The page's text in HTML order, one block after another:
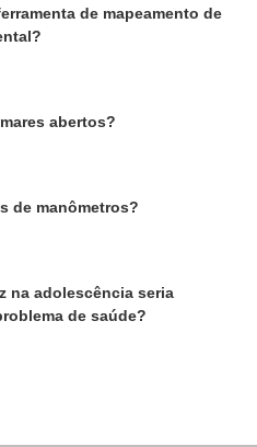
de mapeamento de
abertos?
de manômetros?
na adolescência seria
de saúde?